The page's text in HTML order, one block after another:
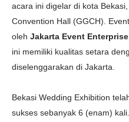
acara ini digelar di kota
Convention Hall (GGCH).
oleh Jakarta Event Enterprise
ini memiliki kualitas setara
diselenggarakan di Jakarta.
Bekasi Wedding Exhibition
sukses sebanyak 6 (enam)